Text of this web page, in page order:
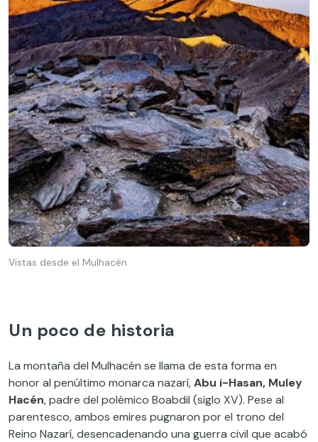
Vistas desde el Mulhacén
Un poco de historia
La montaña del Mulhacén se llama de esta forma en
honor al penúltimo monarca nazarí,Abu i-Hasan, Muley
Hacén, padre del polémico Boabdil (siglo XV). Pese al
parentesco, ambos emires pugnaron por el trono del
Reino Nazarí, desencadenando una guerra civil que acabó